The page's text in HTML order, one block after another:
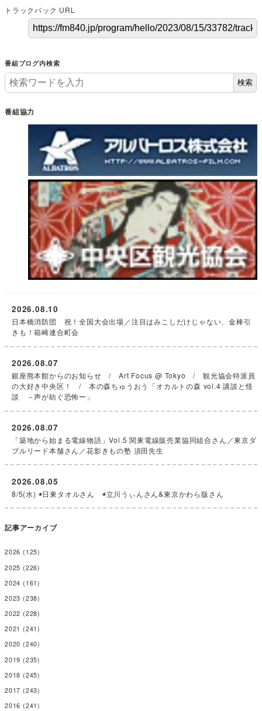
トラックバック URL
番組ブログ内検索
検索
番組協力
日本橋消防団 祝！全国大会出場／注目はみこしだけじゃない、金棒引
きも！箱崎連合町会
2026.08.10
銀座熊本館からのお知らせ / Art Focus @ Tokyo / 観光協会特派員
の大好き中央区！ / 本の森ちゅうおう「オカルトの森 vol.4 講談と怪
談 －声が紡ぐ恐怖ー」
2026.08.07
「築地から始まる電線物語」Vol.5 関東電線販売業協同組合さん／東京ダ
ブルリード本舗さん／花影きもの塾 須田先生
2026.08.07
8/5(水) ◉日東タオルさん ◉立川うぃんさん&東京かわら版さん
2026.08.05
記事アーカイブ
2026 (125)
2025 (226)
2024 (161)
2023 (238)
2022 (228)
2021 (241)
2020 (240)
2019 (235)
2018 (245)
2017 (243)
2016 (241)